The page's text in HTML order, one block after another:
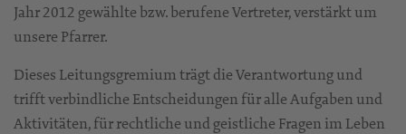
Jahr 2012 gewählte bzw. berufene Vertreter, verstärkt um
unsere Pfarrer.
Dieses Leitungsgremium trägt die Verantwortung und
trifft verbindliche Entscheidungen für alle Aufgaben und
Aktivitäten, für rechtliche und geistliche Fragen im Leben